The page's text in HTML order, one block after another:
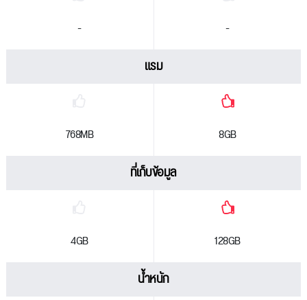
- -
แรม
768MB 8GB
ที่เก็บข้อมูล
4GB 128GB
น้ำหนัก